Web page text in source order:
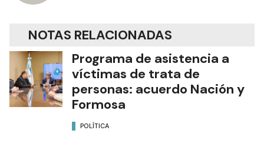
NOTAS RELACIONADAS
Programa de asistencia a
víctimas de trata de
personas: acuerdo Nación y
Formosa
POLÍTICA